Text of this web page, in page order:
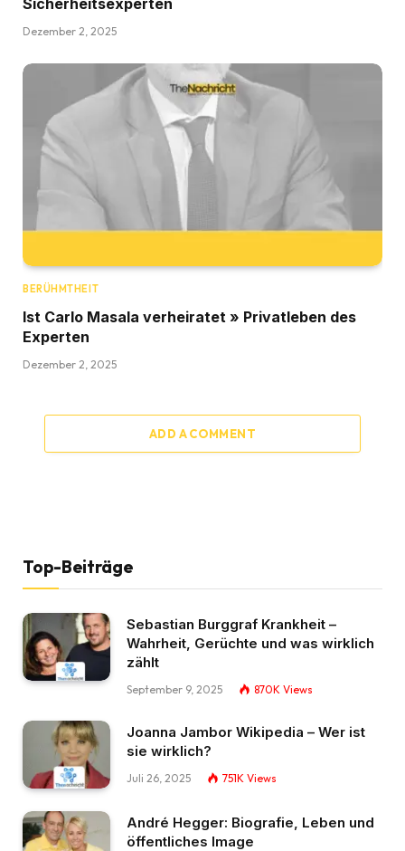
Sicherheitsexperten
Dezember 2, 2025
BERÜHMTHEIT
Ist Carlo Masala verheiratet » Privatleben des
Experten
Dezember 2, 2025
ADD A COMMENT
Top-Beiträge
Sebastian Burggraf Krankheit –
Wahrheit, Gerüchte und was wirklich
zählt
September 9, 2025 870K Views
Joanna Jambor Wikipedia – Wer ist
sie wirklich?
Juli 26, 2025 751K Views
André Hegger: Biografie, Leben und
öffentliches Image